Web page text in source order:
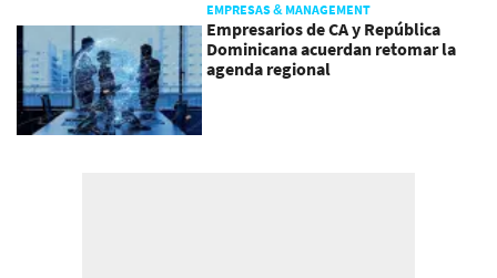
EMPRESAS & MANAGEMENT
Empresarios de CA y República
Dominicana acuerdan retomar la
agenda regional